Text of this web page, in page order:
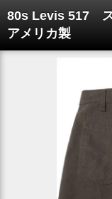
80s Levis 517 ス
アメリカ製